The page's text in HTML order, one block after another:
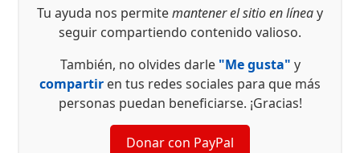
Tu ayuda nos permitemantener el sitio en líneay
seguir compartiendo contenido valioso.
También, no olvides darle "Me gusta" y
compartir en tus redes sociales para que más
personas puedan beneficiarse. ¡Gracias!
Donar con PayPal